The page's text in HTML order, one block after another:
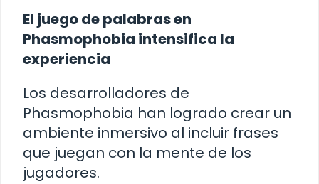
El juego de palabras en
Phasmophobia intensifica la
experiencia
Los desarrolladores de
Phasmophobia han logrado crear un
ambiente inmersivo al incluir frases
que juegan con la mente de los
jugadores.